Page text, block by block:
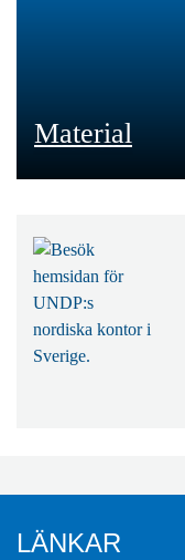
Material
LÄNKAR